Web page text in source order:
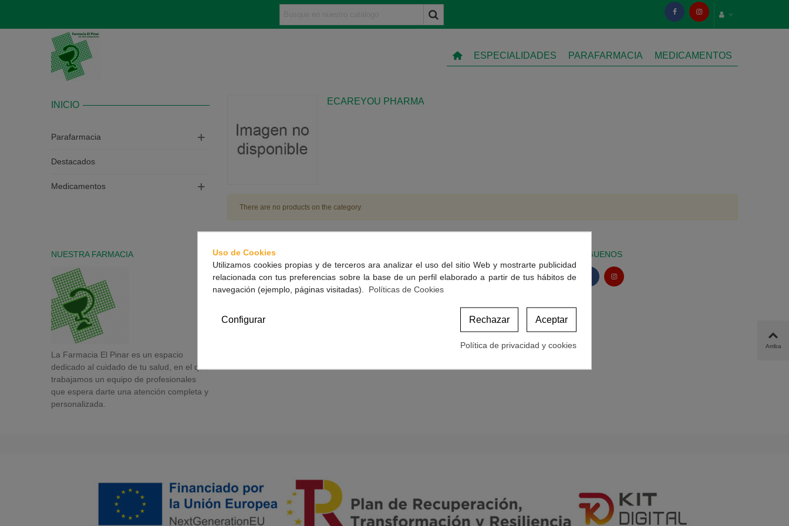
ESPECIALIDADES PARAFARMACIA MEDICAMENTOS
INICIO
Parafarmacia
Destacados
Medicamentos
ECAREYOU PHARMA
There are no products on the category.
NUESTRA FARMACIA
La Farmacia El Pinar es un espacio
dedicado al cuidado de tu salud, en el que
trabajamos un equipo de profesionales
que espera darte una atención completa y
personalizada.
CONTACTO
Politicas de Cookies
Términos y condiciones de compra
SÍGUENOS
Arriba
Uso de Cookies
Utilizamos cookies propias y de terceros ara analizar el uso del sitio Web y mostrarte publicidad
relacionada con tus preferencias sobre la base de un perfil elaborado a partir de tus hábitos de
navegación (ejemplo, páginas visitadas). Políticas de Cookies
Aceptar
Rechazar
Configurar
Política de privacidad y cookies